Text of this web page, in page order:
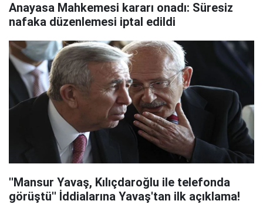
Anayasa Mahkemesi kararı onadı: Süresiz
nafaka düzenlemesi iptal edildi
''Mansur Yavaş, Kılıçdaroğlu ile telefonda
görüştü'' İddialarına Yavaş'tan ilk açıklama!